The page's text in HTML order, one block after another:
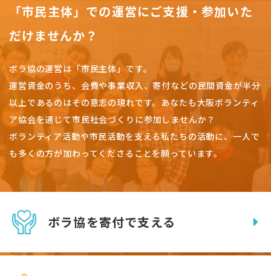
「市民主体」での運営にご支援・参加いた
だけませんか？
ボラ協の運営は「市民主体」です。
運営資金のうち、会費や事業収入、寄付などの民間資金が半分
以上であるのはその意志の現れです。 あなたも大阪ボランティ
ア協会を通じて市民社会づくりに参加しませんか？
ボランティア活動や市民活動を支える私たちの活動に、一人で
も多くの方が加わってくださることを願っています。
ボラ協を寄付で支える